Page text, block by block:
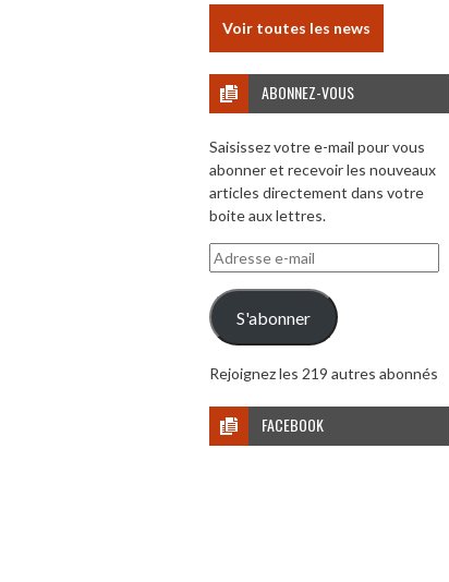
Voir toutes les news
ABONNEZ-VOUS
Saisissez votre e-mail pour vous
abonner et recevoir les nouveaux
articles directement dans votre
boite aux lettres.
Adresse
e-
mail
S'abonner
Rejoignez les 219 autres abonnés
FACEBOOK